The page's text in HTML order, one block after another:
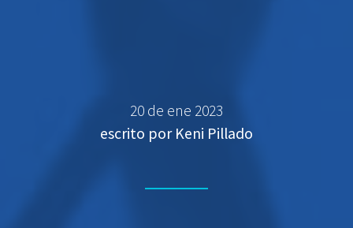
20 de ene 2023
escrito por Keni Pillado